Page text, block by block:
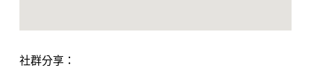
社群分享：